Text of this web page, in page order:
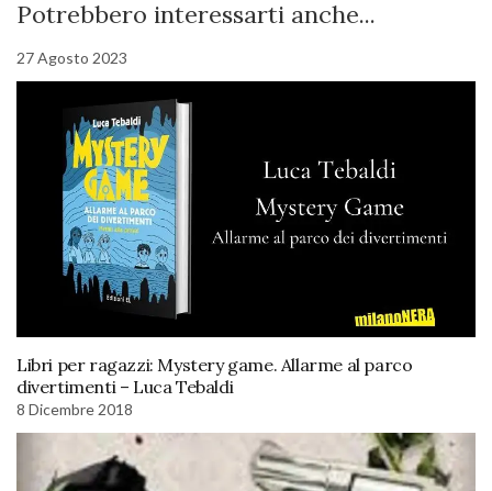
Potrebbero interessarti anche...
27 Agosto 2023
Libri per ragazzi: Mystery game. Allarme al parco
divertimenti – Luca Tebaldi
8 Dicembre 2018